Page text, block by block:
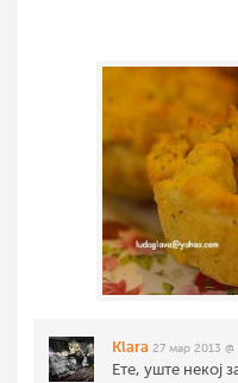
Klara 27 мар 2013 @
Ете, уште некој